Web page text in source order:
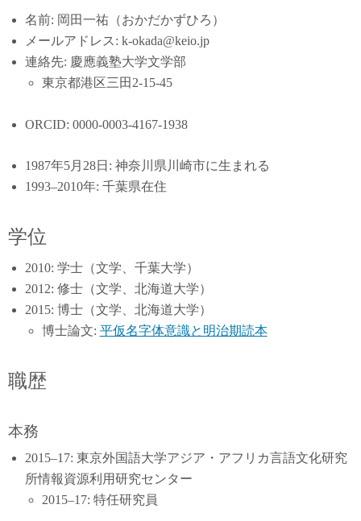
名前: 岡田一祐（おかだかずひろ）
メールアドレス: k-okada@keio.jp
連絡先: 慶應義塾大学文学部
東京都港区三田2-15-45
ORCID: 0000-0003-4167-1938
1987年5月28日: 神奈川県川崎市に生まれる
1993–2010年: 千葉県在住
学位
2010: 学士（文学、千葉大学）
2012: 修士（文学、北海道大学）
2015: 博士（文学、北海道大学）
博士論文: 平仮名字体意識と明治期読本
職歴
本務
2015–17: 東京外国語大学アジア・アフリカ言語文化研究
所情報資源利用研究センター
2015–17: 特任研究員